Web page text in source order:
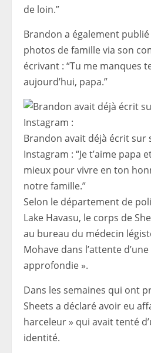
de loin.”
Brandon a également
photos de famille via son
écrivant : “Tu me manques
aujourd’hui, papa.”
Brandon avait déjà écrit sur
Instagram : “Je t’aime papa
mieux pour vivre en ton
notre famille.”
Selon le département de
Lake Havasu, le corps de
au bureau du médecin
Mohave dans l’attente
approfondie ».
Dans les semaines qui ont
Sheets a déclaré avoir eu
harceleur » qui avait tenté
identité.